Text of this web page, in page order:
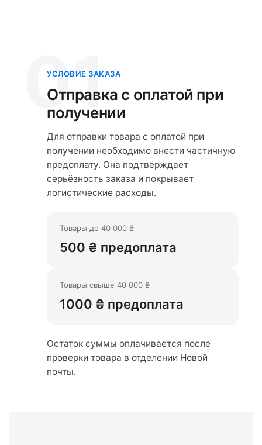
01
УСЛОВИЕ ЗАКАЗА
Отправка с оплатой при
получении
Для отправки товара с оплатой при
получении необходимо внести частичную
предоплату. Она подтверждает
серьёзность заказа и покрывает
логистические расходы.
Товары до 40 000 ₴
500 ₴ предоплата
Товары свыше 40 000 ₴
1000 ₴ предоплата
Остаток суммы оплачивается после
проверки товара в отделении Новой
почты.